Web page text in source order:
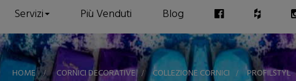
Servizi Più Venduti Blog
HOME > CORNICI DECORATIVE > COLLEZIONE CORNICI > PROFILSTYL